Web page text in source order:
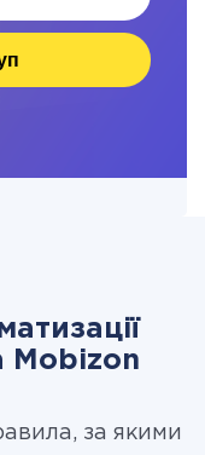
Mobizon
за якими